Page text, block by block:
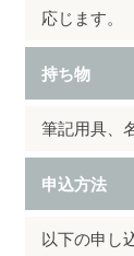
応じます。
持ち物
筆記用具、
申込方法
以下の申し